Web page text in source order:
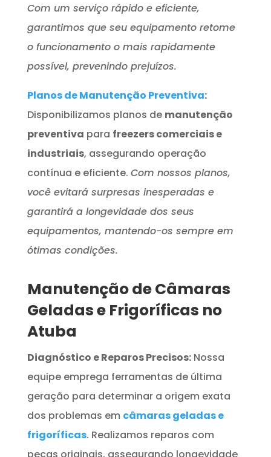
Com um serviço rápido e eficiente,
garantimos que seu equipamento retome
o funcionamento o mais rapidamente
possível, prevenindo prejuízos.
Planos de Manutenção Preventiva:
Disponibilizamos planos de manutenção
preventiva para freezers comerciais e
industriais, assegurando operação
contínua e eficiente. Com nossos planos,
você evitará surpresas inesperadas e
garantirá a longevidade dos seus
equipamentos, mantendo-os sempre em
ótimas condições.
Manutenção de Câmaras
Geladas e Frigoríficas no
Atuba
Diagnóstico e Reparos Precisos:Nossa
equipe emprega ferramentas de última
geração para determinar a origem exata
dos problemas em câmaras geladas e
frigoríficas. Realizamos reparos com